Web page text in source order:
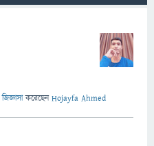
জিজ্ঞাসাকরেছেনHojayfa Ahmed